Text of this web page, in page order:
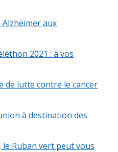
aux
2021 : à vos
de lutte contre le cancer
à destination des
le Ruban vert peut vous